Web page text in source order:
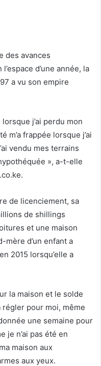
des avances
d’une année, la
a vu son empire
j’ai perdu mon
m’a frappée lorsque j’ai
vendu mes terrains
», a-t-elle
de licenciement, sa
de shillings
et une maison
mère d’un enfant a
2015 lorsqu’elle a
la maison et le solde
pour moi, même
une semaine pour
je n’ai pas été en
maison aux
aux yeux.